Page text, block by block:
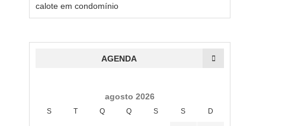
calote em condomínio
AGENDA
agosto 2026
S T Q Q S S D